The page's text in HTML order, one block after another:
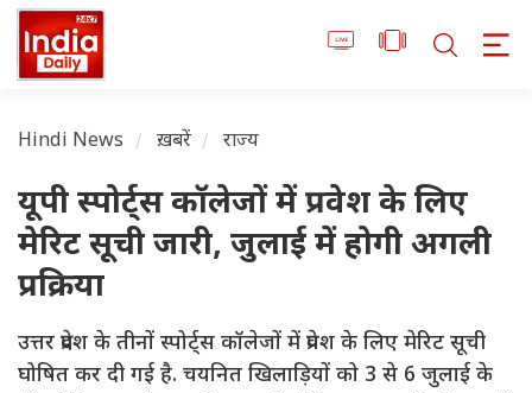
Hindi News ख़बरें राज्य
यूपी स्पोर्ट्स कॉलेजों में प्रवेश के लिए
मेरिट सूची जारी, जुलाई में होगी अगली
प्रक्रिया
उत्तर प्रदेश के तीनों स्पोर्ट्स कॉलेजों में प्रवेश के लिए मेरिट सूची
घोषित कर दी गई है. चयनित खिलाड़ियों को 3 से 6 जुलाई के